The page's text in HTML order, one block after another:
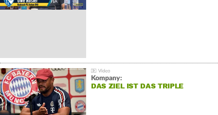
Kompany:
DAS ZIEL IST DAS TRIPLE